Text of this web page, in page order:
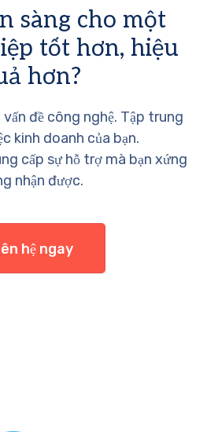
sàng cho một
tốt hơn, hiệu
hơn?
đề công nghệ. Tập trung
kinh doanh của bạn.
cấp sự hỗ trợ mà bạn xứng
nhận được.
hệ ngay